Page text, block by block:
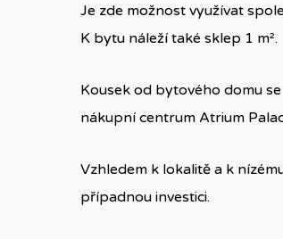
Je zde možnost využívat
K bytu náleží také sklep 1 m².
Kousek od bytového domu
nákupní centrum Atrium
Vzhledem k lokalitě a k
případnou investici.